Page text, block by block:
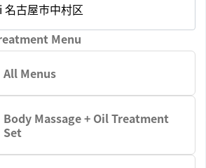
名古屋市中村区
Menu
All Menus
Body Massage + Oil Treatment
Set